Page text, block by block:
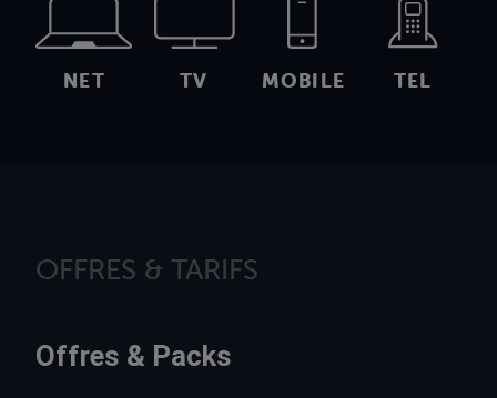
NET TV MOBILE TEL
OFFRES & TARIFS
Offres & Packs